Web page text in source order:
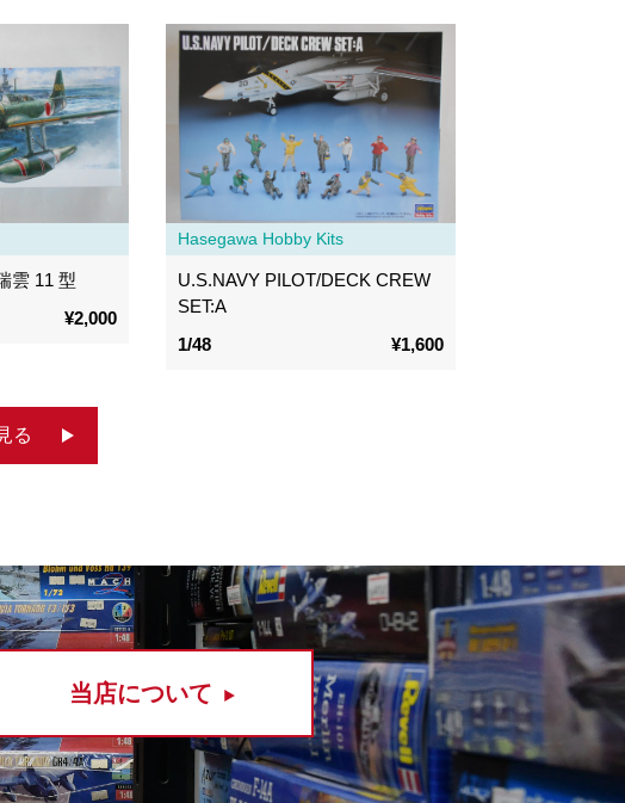
雲 11 型
¥2,000
Hasegawa Hobby Kits
U.S.NAVY PILOT/DECK CREW
SET:A
1/48
¥1,600
る
当店について